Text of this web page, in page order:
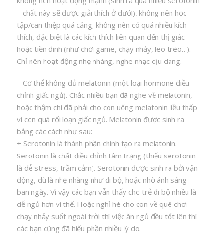
– chất này sẽ được giải thích ở dưới), không nên học
tập/can thiệp quá căng, không nên có quá nhiều kích
thích, đặc biệt là các kích thích liên quan đến thị giác
hoặc tiền đình (như chơi game, chạy nhảy, leo trèo…).
Chỉ nên hoạt động nhẹ nhàng, nghe nhạc dịu dàng.
– Cơ thể không đủ melatonin (một loại hormone điều
chỉnh giấc ngủ). Chắc nhiều bạn đã nghe về melatonin,
hoặc thậm chí đã phải cho con uống melatonin liều thấp
vì con quá rối loạn giấc ngủ. Melatonin được sinh ra
bằng các cách như sau:
+ Serotonin là thành phần chính tạo ra melatonin.
Serotonin là chất điều chỉnh tâm trạng (thiếu serotonin
là dễ stress, trầm cảm). Serotonin được sinh ra bởi vận
động, dù là nhẹ nhàng như đi bộ, hoặc nhờ ánh sáng
ban ngày. Vì vậy các bạn vẫn thấy cho trẻ đi bộ nhiều là
dễ ngủ hơn vì thế. Hoặc nghỉ hè cho con về quê chơi
chạy nhảy suốt ngoài trời thì việc ăn ngủ đều tốt lên thì
các bạn cũng đã hiểu phần nhiều lý do.